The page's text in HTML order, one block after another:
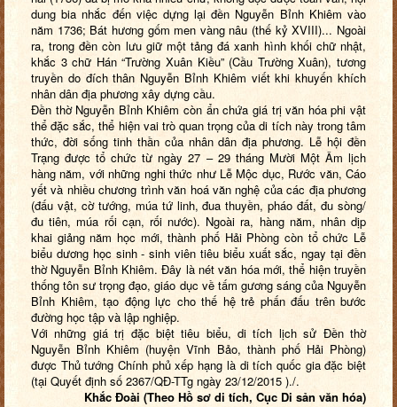
dung bia nhắc đến việc dựng lại đền Nguyễn Bỉnh Khiêm vào
năm 1736; Bát hương gốm men vàng nâu (thế kỷ XVIII)... Ngoài
ra, trong đền còn lưu giữ một tảng đá xanh hình khối chữ nhật,
khắc 3 chữ Hán “Trường Xuân Kiều” (Cầu Trường Xuân), tương
truyền do đích thân Nguyễn Bỉnh Khiêm viết khi khuyến khích
nhân dân địa phương xây dựng cầu.
Đền thờ Nguyễn Bỉnh Khiêm còn ẩn chứa giá trị văn hóa phi vật
thể đặc sắc, thể hiện vai trò quan trọng của di tích này trong tâm
thức, đời sống tinh thần của nhân dân địa phương. Lễ hội đền
Trạng được tổ chức từ ngày 27 – 29 tháng Mười Một Âm lịch
hàng năm, với những nghi thức như Lễ Mộc dục, Rước văn, Cáo
yết và nhiều chương trình văn hoá văn nghệ của các địa phương
(đấu vật, cờ tướng, múa tứ linh, đua thuyền, pháo đất, đu sòng/
đu tiên, múa rối cạn, rối nước). Ngoài ra, hàng năm, nhân dịp
khai giảng năm học mới, thành phố Hải Phòng còn tổ chức Lễ
biểu dương học sinh - sinh viên tiêu biểu xuất sắc, ngay tại đền
thờ Nguyễn Bỉnh Khiêm. Đây là nét văn hóa mới, thể hiện truyền
thống tôn sư trọng đạo, giáo dục về tấm gương sáng của Nguyễn
Bỉnh Khiêm, tạo động lực cho thế hệ trẻ phấn đấu trên bước
đường học tập và lập nghiệp.
Với những giá trị đặc biệt tiêu biểu, di tích lịch sử Đền thờ
Nguyễn Bỉnh Khiêm (huyện Vĩnh Bảo, thành phố Hải Phòng)
được Thủ tướng Chính phủ xếp hạng là di tích quốc gia đặc biệt
(tại Quyết định số 2367/QĐ-TTg ngày 23/12/2015 )./.
Khắc Đoài (Theo Hồ sơ di tích, Cục Di sản văn hóa)